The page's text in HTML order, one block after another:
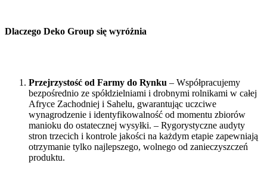
Dlaczego Deko Group się wyróżnia
Przejrzystość od Farmy do Rynku – Współpracujemy
bezpośrednio ze spółdzielniami i drobnymi rolnikami w całej
Afryce Zachodniej i Sahelu, gwarantując uczciwe
wynagrodzenie i identyfikowalność od momentu zbiorów
manioku do ostatecznej wysyłki. – Rygorystyczne audyty
stron trzecich i kontrole jakości na każdym etapie zapewniają
otrzymanie tylko najlepszego, wolnego od zanieczyszczeń
produktu.